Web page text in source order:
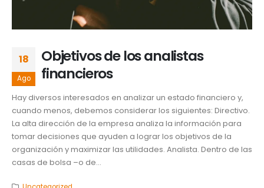
18
Ago
Objetivos de los analistas
financieros
Hay diversos interesados en analizar un estado financiero y,
cuando menos, debemos considerar los siguientes: Directivo.
La alta dirección de la empresa analiza la información para
tomar decisiones que ayuden a lograr los objetivos de la
organización y maximizar las utilidades. Analista. Dentro de las
casas de bolsa –o de...